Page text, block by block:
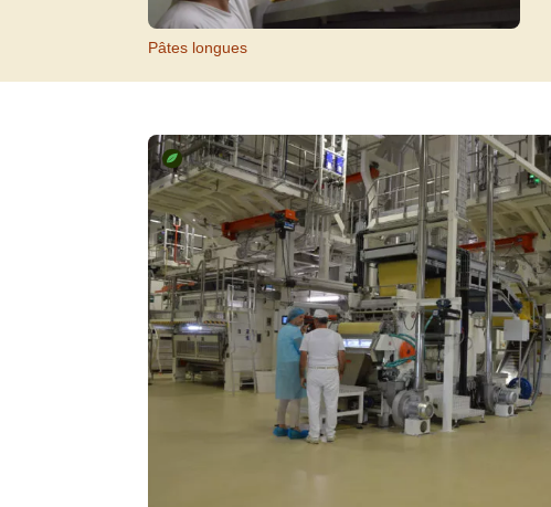
Pâtes longues